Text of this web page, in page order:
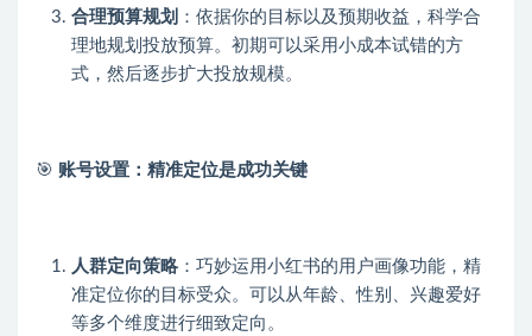
合理预算规划 ：依据你的目标以及预期收益，科学合
理地规划投放预算。初期可以采用小成本试错的方
式，然后逐步扩大投放规模。
🎯 账号设置：精准定位是成功关键
人群定向策略 ：巧妙运用小红书的用户画像功能，精
准定位你的目标受众。可以从年龄、性别、兴趣爱好
等多个维度进行细致定向。